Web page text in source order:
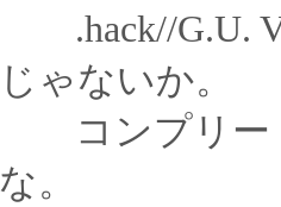
.hack//G.U.
じゃないか。
コンプリー
な。